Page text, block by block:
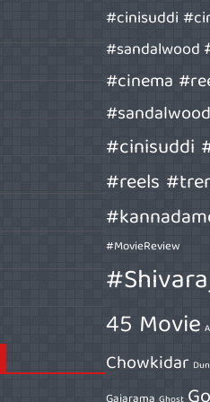
#cinisuddi
#sandalwood
#cinema
#cinisuddi
#reels
#MovieReview
45 Movie
Chowkidar